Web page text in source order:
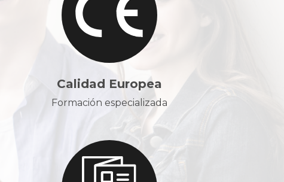
Calidad Europea
Formación especializada